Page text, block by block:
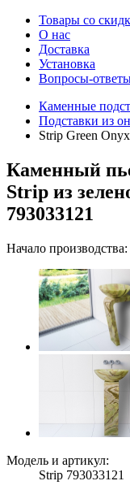
Товары со
О нас
Доставка
Установка
Вопросы-
Каменные
Подставки из
Strip Green Onyx
Каменный
Strip из
793033121
Начало
Модель и артикул:
Strip 793033121